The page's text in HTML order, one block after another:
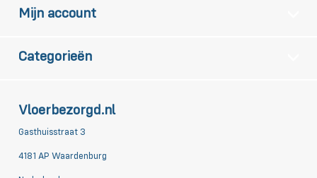
Vloerbezorgd.nl
Gasthuisstraat 3
4181 AP Waardenburg
Mijn account
Categorieën